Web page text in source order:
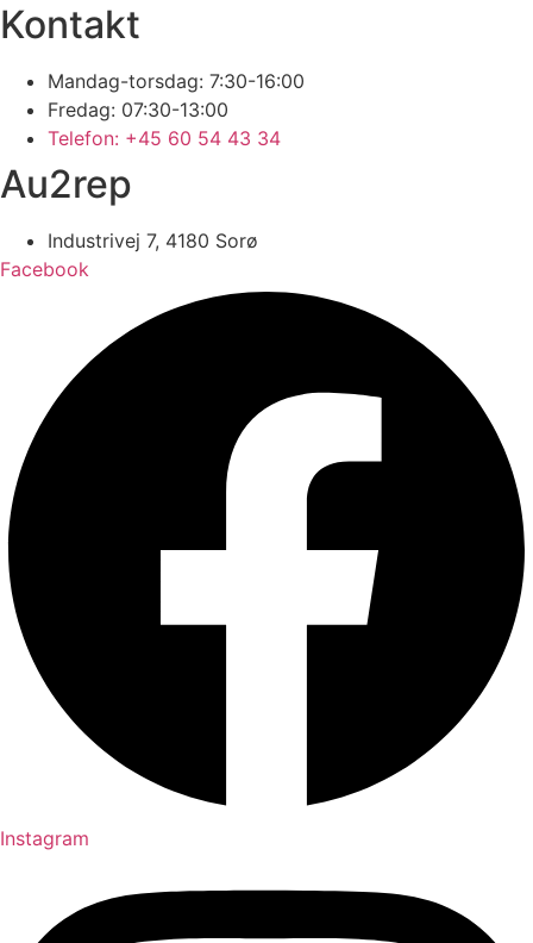
Kontakt
Mandag-torsdag: 7:30-16:00
Fredag: 07:30-13:00
Telefon: +45 60 54 43 34
Au2rep
Industrivej 7, 4180 Sorø
Facebook
Instagram